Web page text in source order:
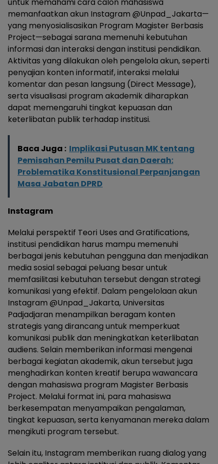
memanfaatkan akun Instagram @Unpad_Jakarta—
yang menyosialisasikan Program Magister Berbasis
Project—sebagai sarana memenuhi kebutuhan
informasi dan interaksi dengan institusi pendidikan.
Aktivitas yang dilakukan oleh pengelola akun, seperti
penyajian konten informatif, interaksi melalui
komentar dan pesan langsung (Direct Message),
serta visualisasi program akademik diharapkan
dapat memengaruhi tingkat kepuasan dan
keterlibatan publik terhadap institusi.
Baca Juga : Implikasi Putusan MK tentang
Pemisahan Pemilu Pusat dan Daerah:
Problematika Konstitusional Perpanjangan
Masa Jabatan DPRD
Instagram
Melalui perspektif Teori Uses and Gratifications,
institusi pendidikan harus mampu memenuhi
berbagai jenis kebutuhan pengguna dan menjadikan
media sosial sebagai peluang besar untuk
memfasilitasi kebutuhan tersebut dengan strategi
komunikasi yang efektif. Dalam pengelolaan akun
Instagram @Unpad_Jakarta, Universitas
Padjadjaran menampilkan beragam konten
strategis yang dirancang untuk memperkuat
komunikasi publik dan meningkatkan keterlibatan
audiens. Selain memberikan informasi mengenai
berbagai kegiatan akademik, akun tersebut juga
menghadirkan konten kreatif berupa wawancara
dengan mahasiswa program Magister Berbasis
Project. Melalui format ini, para mahasiswa
berkesempatan menyampaikan pengalaman,
tingkat kepuasan, serta kenyamanan mereka dalam
mengikuti program tersebut.
Selain itu, Instagram memberikan ruang dialog yang